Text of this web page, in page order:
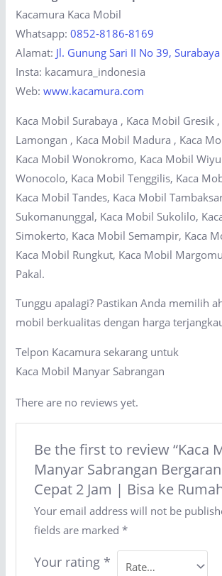
Kacamura Kaca Mobil
Whatsapp:0852-8186-8169
Alamat: Jl. Gunung Sari II No 39, Surabaya
Insta: kacamura_indonesia
Web:www.kacamura.com
Kaca Mobil Surabaya , Kaca Mobil Gresik
Lamongan , Kaca Mobil Madura , Kaca
Kaca Mobil Wonokromo, Kaca Mobil
Wonocolo, Kaca Mobil Tenggilis, Kaca
Kaca Mobil Tandes, Kaca Mobil
Sukomanunggal, Kaca Mobil Sukolilo,
Simokerto, Kaca Mobil Semampir, Kaca
Kaca Mobil Rungkut, Kaca Mobil
Pakal.
Tunggu apalagi? Pastikan Anda memilih
mobil berkualitas dengan harga
Telpon Kacamura sekarang untuk
Kaca Mobil Manyar Sabrangan
There are no reviews yet.
Be the first to review “Kaca
Manyar Sabrangan
Cepat 2 Jam | Bisa ke
Your email address will not be
fields are marked *
Your rating *